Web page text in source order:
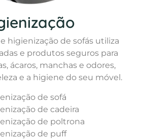
higienização de sofás utiliza
e produtos seguros para
ácaros, manchas e odores,
e a higiene do seu móvel.
de sofá
de cadeira
de poltrona
de puff